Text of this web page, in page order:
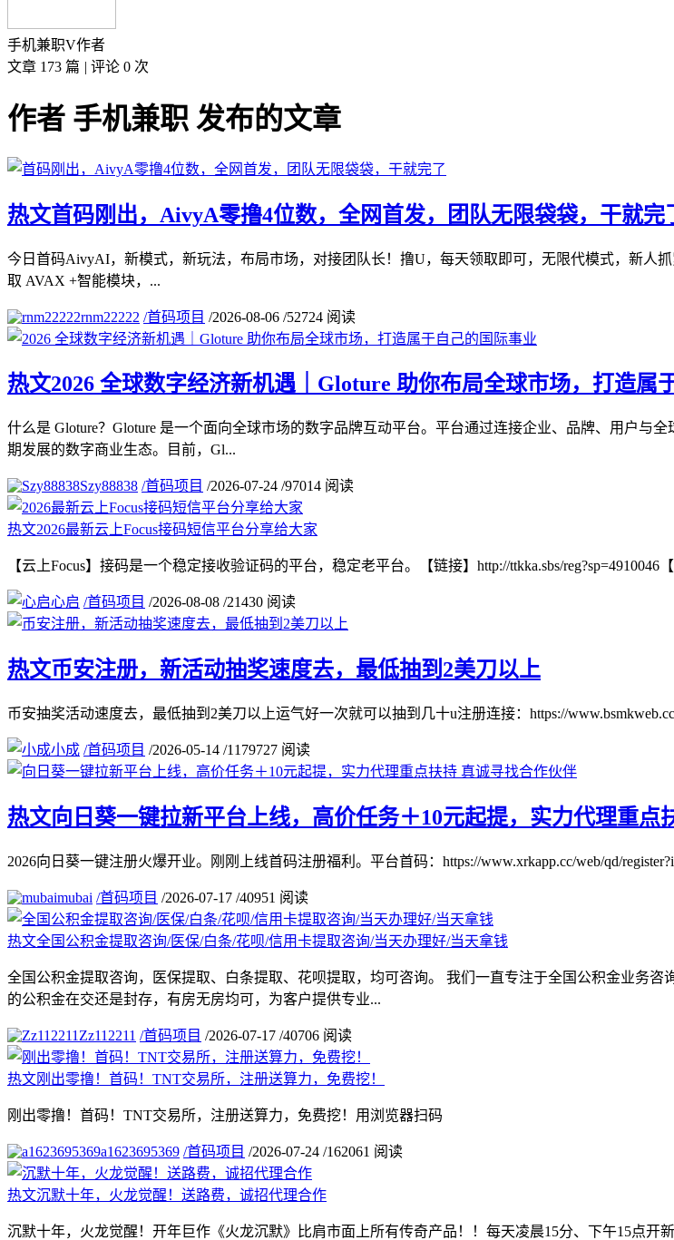
手机兼职V作者
文章 173 篇 | 评论 0 次
作者 手机兼职 发布的文章
热文首码刚出，AivyA零撸4位数，全网首发，团队无限袋袋，干就完
今日首码AivyAI，新模式，新玩法，布局市场，对接团队长！撸U，每天领取即可，无限代模式，新人
取 AVAX +智能模块，...
rnm22222 /首码项目 /2026-08-06 /52724 阅读
热文2026 全球数字经济新机遇｜Gloture 助你布局全球市场，打造属
什么是 Gloture？Gloture 是一个面向全球市场的数字品牌互动平台。平台通过连接企业、品牌、用户与
期发展的数字商业生态。目前，Gl...
Szy88838 /首码项目 /2026-07-24 /97014 阅读
热文2026最新云上Focus接码短信平台分享给大家
【云上Focus】接码是一个稳定接收验证码的平台，稳定老平台。【链接】http://ttkka.sbs/reg?sp=4910046
心启 /首码项目 /2026-08-08 /21430 阅读
热文币安注册，新活动抽奖速度去，最低抽到2美刀以上
币安抽奖活动速度去，最低抽到2美刀以上运气好一次就可以抽到几十u注册连接：https://
小成 /首码项目 /2026-05-14 /1179727 阅读
热文向日葵一键拉新平台上线，高价任务＋10元起提，实力代理重点
2026向日葵一键注册火爆开业。刚刚上线首码注册福利。平台首码：https://www.xrkapp.cc/web/qd/
mubai /首码项目 /2026-07-17 /40951 阅读
热文全国公积金提取咨询/医保/白条/花呗/信用卡提取咨询/当天办理好/当天拿钱
全国公积金提取咨询，医保提取、白条提取、花呗提取，均可咨询。 我们一直专注于全国公积金业务
的公积金在交还是封存，有房无房均可，为客户提供专业...
Zz112211 /首码项目 /2026-07-17 /40706 阅读
热文刚出零撸！首码！TNT交易所，注册送算力，免费挖！
刚出零撸！首码！TNT交易所，注册送算力，免费挖！用浏览器扫码
a1623695369 /首码项目 /2026-07-24 /162061 阅读
热文沉默十年，火龙觉醒！送路费，诚招代理合作
沉默十年，火龙觉醒！开年巨作《火龙沉默》比肩市面上所有传奇产品！！每天凌晨15分、下午15点